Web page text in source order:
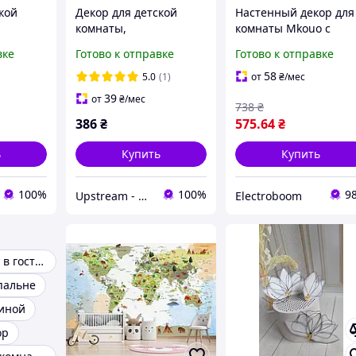
100%
Декор для детской
комнаты,
плёнка Oracal с
рисунком "Детская
карта мира"
Готово к отправке
5.0 (1)
от39₴/мес
386₴
Купить
Upstream - интернет-магазин домашнего декора 100%
Настенный декор для
комнаты Mkouo с
Готово к отправке
от58₴/мес
575.64₴
738 ₴
Купить
Electroboom
Декор на стену в гостиную